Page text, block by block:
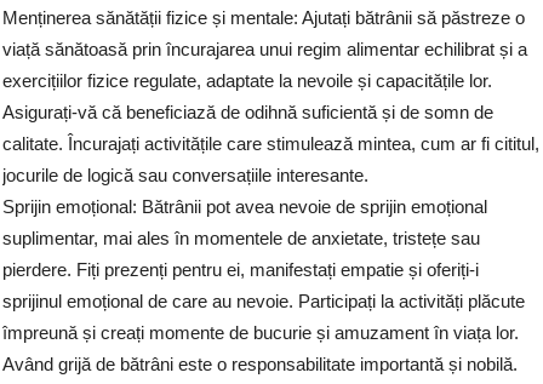
Menținerea sănătății fizice și mentale: Ajutați bătrânii să păstreze o
viață sănătoasă prin încurajarea unui regim alimentar echilibrat și a
exercițiilor fizice regulate, adaptate la nevoile și capacitățile lor.
Asigurați-vă că beneficiază de odihnă suficientă și de somn de
calitate. Încurajați activitățile care stimulează mintea, cum ar fi cititul,
jocurile de logică sau conversațiile interesante.
Sprijin emoțional: Bătrânii pot avea nevoie de sprijin emoțional
suplimentar, mai ales în momentele de anxietate, tristețe sau
pierdere. Fiți prezenți pentru ei, manifestați empatie și oferiți-i
sprijinul emoțional de care au nevoie. Participați la activități plăcute
împreună și creați momente de bucurie și amuzament în viața lor.
Având grijă de bătrâni este o responsabilitate importantă și nobilă.